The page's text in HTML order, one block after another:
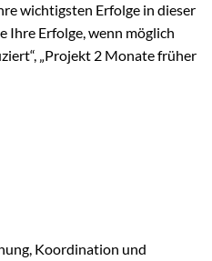
wichtigsten Erfolge in dieser
Ihre Erfolge, wenn möglich
„Projekt 2 Monate früher
Koordination und